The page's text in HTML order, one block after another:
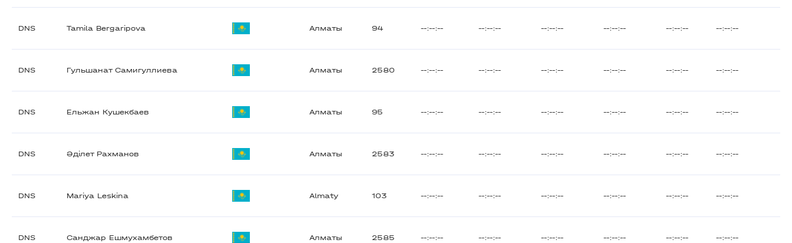
DNS Tamila Bergaripova Алматы 94 --:--:-- --:--:-- --:--:-- --:--:-- --:--:-- --:--:--
DNS Гульшанат Самигуллиева Алматы 2580 --:--:-- --:--:-- --:--:-- --:--:-- --:--:-- --:--:--
DNS Ельжан Кушекбаев Алматы 95 --:--:-- --:--:-- --:--:-- --:--:-- --:--:-- --:--:--
DNS Әділет Рахманов Алматы 2583 --:--:-- --:--:-- --:--:-- --:--:-- --:--:-- --:--:--
DNS Mariya Leskina Almaty 103 --:--:-- --:--:-- --:--:-- --:--:-- --:--:-- --:--:--
DNS Санджар Ешмухамбетов Алматы 2585 --:--:-- --:--:-- --:--:-- --:--:-- --:--:-- --:--:--